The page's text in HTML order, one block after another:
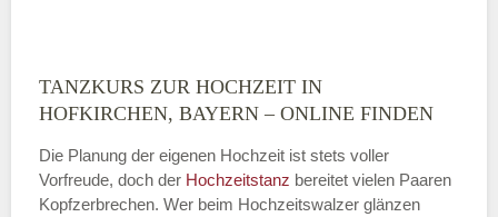
Montag
—
TANZKURS ZUR HOCHZEIT IN
HOFKIRCHEN, BAYERN – ONLINE FINDEN
Die Planung der eigenen Hochzeit ist stets voller
Vorfreude, doch der Hochzeitstanz bereitet vielen Paaren
Kopfzerbrechen. Wer beim Hochzeitswalzer glänzen